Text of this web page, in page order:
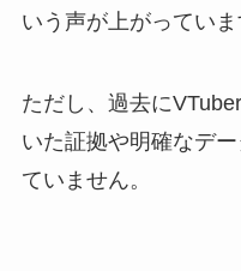
いう声が上がっていま
ただし、過去に
いた証拠や明確なデ
ていません。